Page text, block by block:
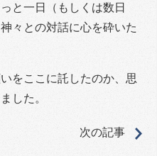
と一日（もしくは数日
々との対話に心を砕いた
をここに託したのか、思
した。
次の記事